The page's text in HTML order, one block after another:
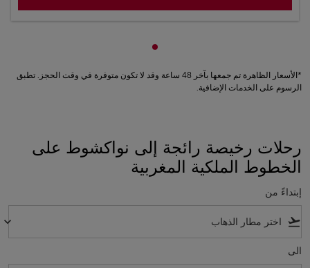
عرض cmp-pagination-showing-card 1
*الأسعار الظاهرة تم جمعها بآخر 48 ساعة وقد لا تكون متوفرة في وقت الحجز. تطبق
الرسوم على الخدمات الإضافية.
رحلات رخيصة رائجة إلى نواكشوط على
الخطوط الملكية المغربية
إبتداءً من
flight_takeoff
keyboard_arrow_down
الى